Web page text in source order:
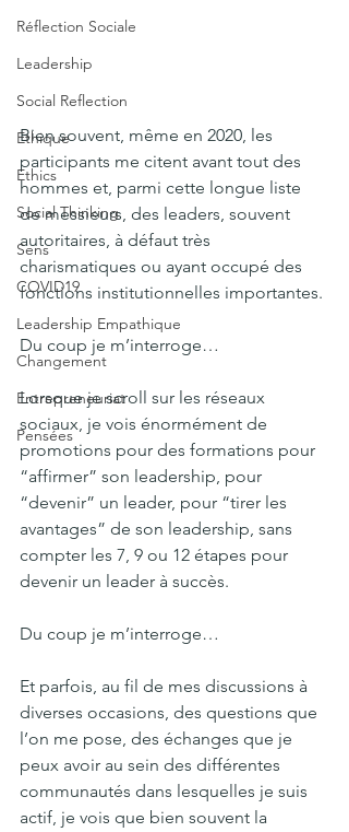
Réflection Sociale
Leadership
Social Reflection
Ethique
Ethics
Social Thinking
Sens
COVID19
Leadership Empathique
Changement
Entrepreneuriat
Pensées
Bien souvent, même en 2020, les
participants me citent avant tout des
hommes et, parmi cette longue liste
de messieurs, des leaders, souvent
autoritaires, à défaut très
charismatiques ou ayant occupé des
fonctions institutionnelles importantes.
Du coup je m’interroge…
Lorsque je scroll sur les réseaux
sociaux, je vois énormément de
promotions pour des formations pour
“affirmer” son leadership, pour
“devenir” un leader, pour “tirer les
avantages” de son leadership, sans
compter les 7, 9 ou 12 étapes pour
devenir un leader à succès.
Du coup je m’interroge…
Et parfois, au fil de mes discussions à
diverses occasions, des questions que
l’on me pose, des échanges que je
peux avoir au sein des différentes
communautés dans lesquelles je suis
actif, je vois que bien souvent la